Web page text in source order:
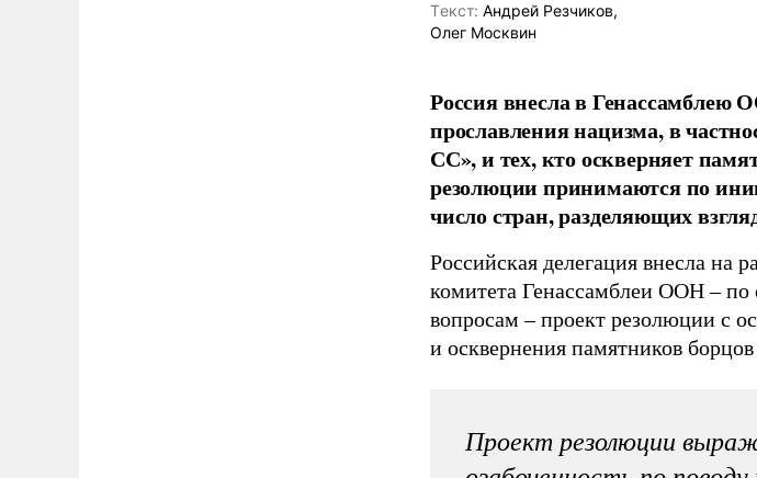
Tекст: Андрей Резчиков,
Олег Москвин
Россия внесла в
прославления нацизма, в
СС», и тех, кто оскверняет
резолюции принимаются по
число стран, разделяющих
Российская делегация внесла на
комитета Генассамблеи ООН –
вопросам – проект резолюции с
и осквернения памятников
Проект резолюции